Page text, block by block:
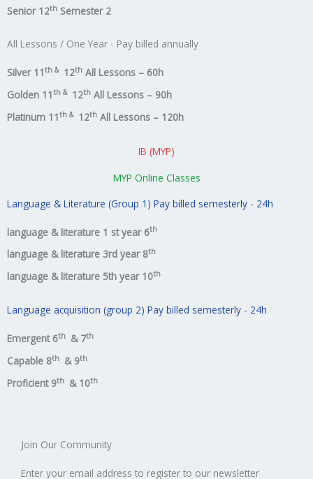
Senior 12th Semester 2
All Lessons / One Year - Pay billed annually
Silver 11th & 12th All Lessons – 60h
Golden 11th & 12th All Lessons – 90h
Platinum 11th & 12th All Lessons – 120h
IB (MYP)
MYP Online Classes
Language & Literature (Group 1) Pay billed semesterly - 24h
language & literature 1 st year 6th
language & literature 3rd year 8th
language & literature 5th year 10th
Language acquisition (group 2) Pay billed semesterly - 24h
Emergent 6th & 7th
Capable 8th & 9th
Proficient 9th & 10th
Join Our Community
Enter your email address to register to our newsletter